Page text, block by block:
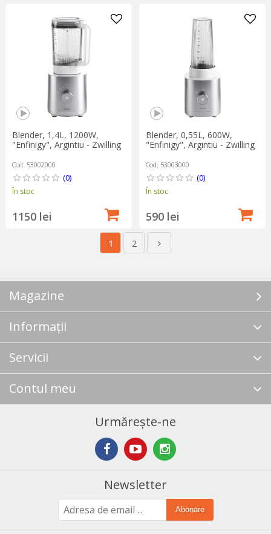
Blender, 1,4L, 1200W,
"Enfinigy", Argintiu - Zwilling
Cod: 53002000
(0)
În stoc
1150 lei
Blender, 0,55L, 600W,
"Enfinigy", Argintiu - Zwilling
Cod: 53003000
(0)
În stoc
590 lei
1 2
Magazine
Informații
Servicii
Contul meu
Urmărește-ne
Newsletter
Abonare